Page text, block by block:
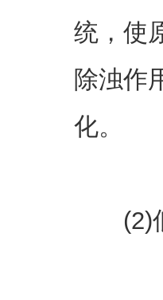
统，使
除浊作
化。
(2)